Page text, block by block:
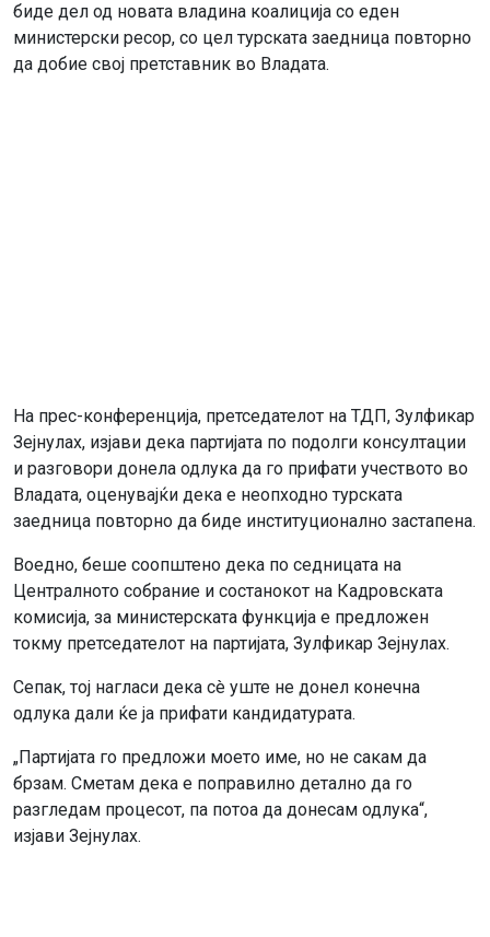
биде дел од новата владина коалиција со еден
министерски ресор, со цел турската заедница повторно
да добие свој претставник во Владата.
На прес-конференција, претседателот на ТДП, Зулфикар
Зејнулах, изјави дека партијата по подолги консултации
и разговори донела одлука да го прифати учеството во
Владата, оценувајќи дека е неопходно турската
заедница повторно да биде институционално застапена.
Воедно, беше соопштено дека по седницата на
Централното собрание и состанокот на Кадровската
комисија, за министерската функција е предложен
токму претседателот на партијата, Зулфикар Зејнулах.
Сепак, тој нагласи дека сè уште не донел конечна
одлука дали ќе ја прифати кандидатурата.
„Партијата го предложи моето име, но не сакам да
брзам. Сметам дека е поправилно детално да го
разгледам процесот, па потоа да донесам одлука“,
изјави Зејнулах.